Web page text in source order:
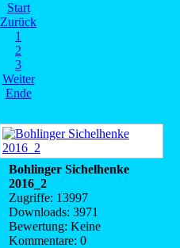
Start
Zurück
1
2
3
Weiter
Ende
Bohlinger Sichelhenke
2016_2
Zugriffe: 13997
Downloads: 3971
Bewertung: Keine
Kommentare: 0